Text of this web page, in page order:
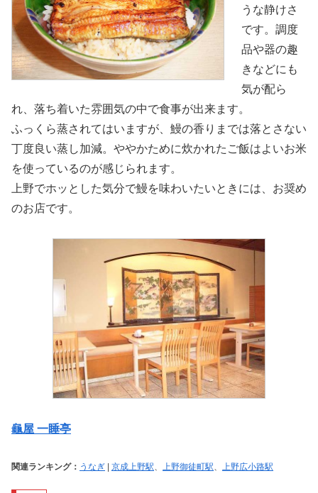
うな静けさ
です。調度
品や器の趣
きなどにも
気が配ら
れ、落ち着いた雰囲気の中で食事が出来ます。
ふっくら蒸されてはいますが、鰻の香りまでは落とさない
丁度良い蒸し加減。ややかために炊かれたご飯はよいお米
を使っているのが感じられます。
上野でホッとした気分で鰻を味わいたいときには、お奨め
のお店です。
龜屋 一睡亭
関連ランキング： うなぎ | 京成上野駅 上野御徒町駅 上野広小路駅